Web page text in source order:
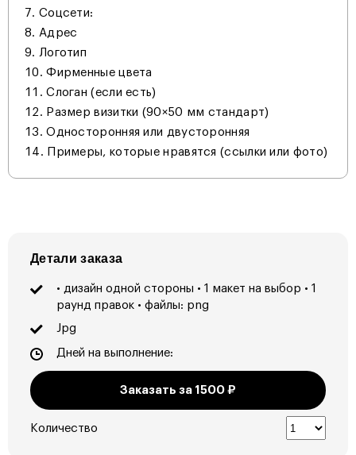
Соцсети:
Адрес
Логотип
Фирменные цвета
Слоган (если есть)
Размер визитки (90×50 мм стандарт)
Односторонняя или двусторонняя
Примеры, которые нравятся (ссылки или фото)
Детали заказа
• дизайн одной стороны • 1 макет на выбор • 1
раунд правок • файлы: png
Jpg
Дней на выполнение:
Заказать за 1500 ₽
Количество